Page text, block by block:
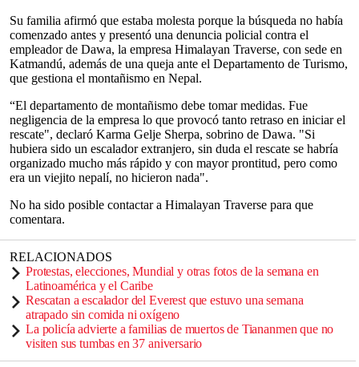
Su familia afirmó que estaba molesta porque la búsqueda no había
comenzado antes y presentó una denuncia policial contra el
empleador de Dawa, la empresa Himalayan Traverse, con sede en
Katmandú, además de una queja ante el Departamento de Turismo,
que gestiona el montañismo en Nepal.
“El departamento de montañismo debe tomar medidas. Fue
negligencia de la empresa lo que provocó tanto retraso en iniciar el
rescate", declaró Karma Gelje Sherpa, sobrino de Dawa. "Si
hubiera sido un escalador extranjero, sin duda el rescate se habría
organizado mucho más rápido y con mayor prontitud, pero como
era un viejito nepalí, no hicieron nada".
No ha sido posible contactar a Himalayan Traverse para que
comentara.
RELACIONADOS
Protestas, elecciones, Mundial y otras fotos de la semana en
Latinoamérica y el Caribe
Rescatan a escalador del Everest que estuvo una semana
atrapado sin comida ni oxígeno
La policía advierte a familias de muertos de Tiananmen que no
visiten sus tumbas en 37 aniversario